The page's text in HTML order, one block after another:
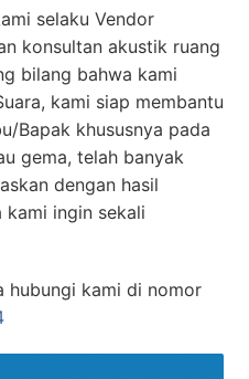
selaku Vendor
konsultan akustik ruang
bilang bahwa kami
kami siap membantu
Bapak khususnya pada
gema, telah banyak
dengan hasil
kami ingin sekali
hubungi kami di nomor